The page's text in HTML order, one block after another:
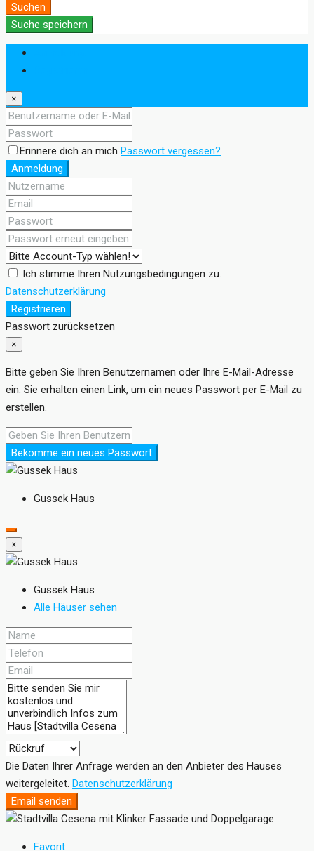
Suchen
Suche speichern
×
Erinnere dich an mich Passwort vergessen?
Anmeldung
Ich stimme Ihren Nutzungsbedingungen zu.
Datenschutzerklärung
Registrieren
Passwort zurücksetzen
×
Bitte geben Sie Ihren Benutzernamen oder Ihre E-Mail-Adresse
ein. Sie erhalten einen Link, um ein neues Passwort per E-Mail zu
erstellen.
Bekomme ein neues Passwort
Gussek Haus
×
Gussek Haus
Alle Häuser sehen
Die Daten Ihrer Anfrage werden an den Anbieter des Hauses
weitergeleitet. Datenschutzerklärung
Email senden
Favorit